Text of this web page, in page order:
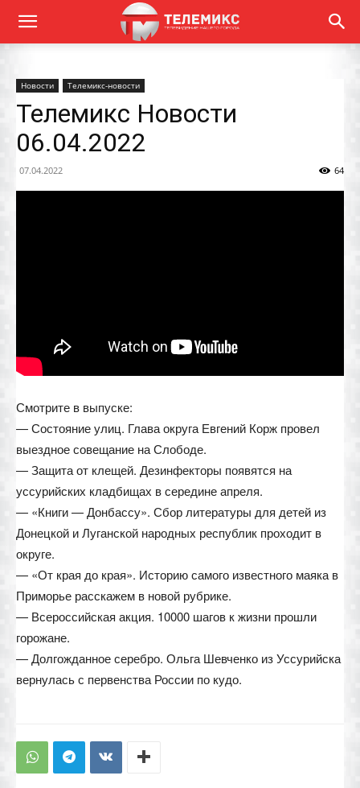
Новости Телемикс-новости
Телемикс Новости
06.04.2022
07.04.2022 64
Смотрите в выпуске:
— Состояние улиц. Глава округа Евгений Корж провел
выездное совещание на Слободе.
— Защита от клещей. Дезинфекторы появятся на
уссурийских кладбищах в середине апреля.
— «Книги — Донбассу». Сбор литературы для детей из
Донецкой и Луганской народных республик проходит в
округе.
— «От края до края». Историю самого известного маяка в
Приморье расскажем в новой рубрике.
— Всероссийская акция. 10000 шагов к жизни прошли
горожане.
— Долгожданное серебро. Ольга Шевченко из Уссурийска
вернулась с первенства России по кудо.